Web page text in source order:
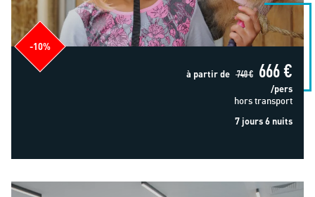
-10%
à partir de 740 € 666 €
/pers
hors transport
7 jours 6 nuits
Fitness, Nature & Bien Etre